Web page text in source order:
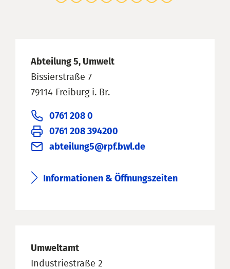
Abteilung 5, Umwelt
Bissierstraße 7
79114 Freiburg i. Br.
0761 208 0
0761 208 394200
abteilung5@rpf.bwl.de
Informationen & Öffnungszeiten
Umweltamt
Industriestraße 2